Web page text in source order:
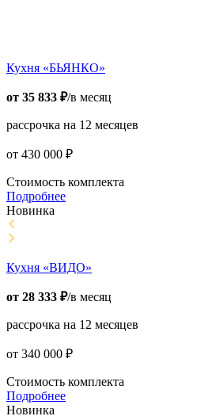
Кухня «БЬЯНКО»
от 35 833 ₽/в месяц
рассрочка на 12 месяцев
от 430 000 ₽
Стоимость комплекта
Подробнее
Новинка
Кухня «ВИДО»
от 28 333 ₽/в месяц
рассрочка на 12 месяцев
от 340 000 ₽
Стоимость комплекта
Подробнее
Новинка